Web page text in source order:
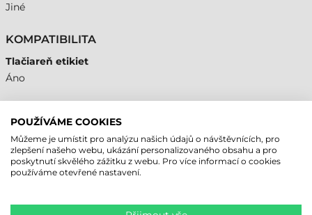
Jiné
KOMPATIBILITA
Tlačiareň etikiet
Áno
NAPOSLEDY PROHLÍŽENÉ PRODUKTY
REWINDER, MH261T
POUŽÍVÁME COOKIES
Můžeme je umístit pro analýzu našich údajů o návštěvnících, pro
zlepšení našeho webu, ukázání personalizovaného obsahu a pro
poskytnutí skvělého zážitku z webu. Pro více informací o cookies
používáme otevřené nastavení.